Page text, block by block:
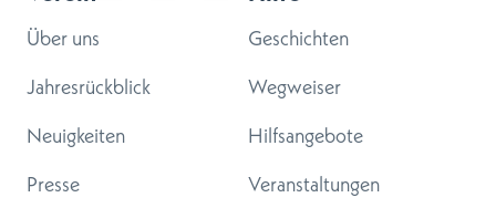
Über uns
Jahresrückblick
Neuigkeiten
Presse
Geschichten
Wegweiser
Hilfsangebote
Veranstaltungen